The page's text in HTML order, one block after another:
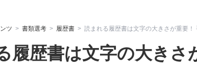
ツ 書類選考 履歴書 読まれる履歴書は文字の大きさが重要
履歴書は文字の大きさ